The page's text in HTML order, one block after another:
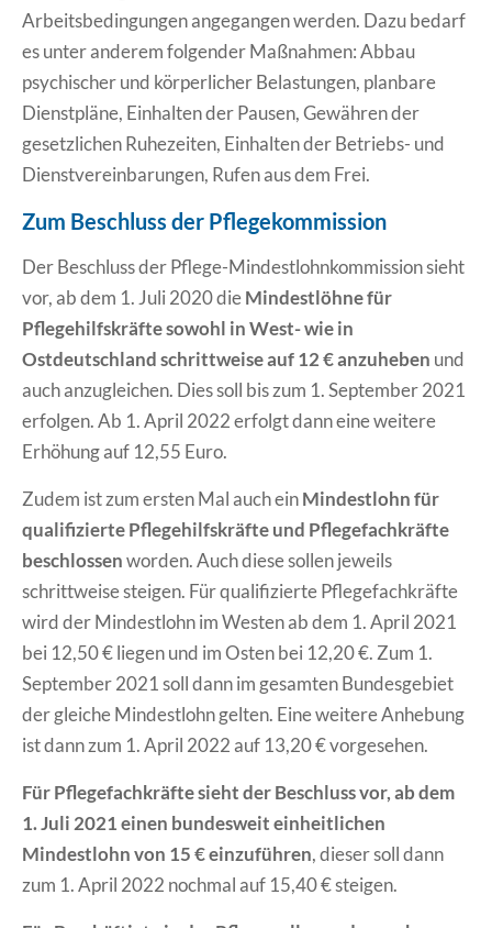
Arbeitsbedingungen angegangen werden. Dazu bedarf
es unter anderem folgender Maßnahmen: Abbau
psychischer und körperlicher Belastungen, planbare
Dienstpläne, Einhalten der Pausen, Gewähren der
gesetzlichen Ruhezeiten, Einhalten der Betriebs- und
Dienstvereinbarungen, Rufen aus dem Frei.
Zum Beschluss der Pflegekommission
Der Beschluss der Pflege-Mindestlohnkommission sieht
vor, ab dem 1. Juli 2020 dieMindestlöhne für
Pflegehilfskräfte sowohl in West- wie in
Ostdeutschland schrittweise auf 12 € anzuheben und
auch anzugleichen. Dies soll bis zum 1. September 2021
erfolgen. Ab 1. April 2022 erfolgt dann eine weitere
Erhöhung auf 12,55 Euro.
Zudem ist zum ersten Mal auch einMindestlohn für
qualifizierte Pflegehilfskräfte und Pflegefachkräfte
beschlossenworden. Auch diese sollen jeweils
schrittweise steigen. Für qualifizierte Pflegefachkräfte
wird der Mindestlohn im Westen ab dem 1. April 2021
bei 12,50 € liegen und im Osten bei 12,20 €. Zum 1.
September 2021 soll dann im gesamten Bundesgebiet
der gleiche Mindestlohn gelten. Eine weitere Anhebung
ist dann zum 1. April 2022 auf 13,20 € vorgesehen.
Für Pflegefachkräfte sieht der Beschluss vor, ab dem
1. Juli 2021 einen bundesweit einheitlichen
Mindestlohn von 15 € einzuführen, dieser soll dann
zum 1. April 2022 nochmal auf 15,40 € steigen.